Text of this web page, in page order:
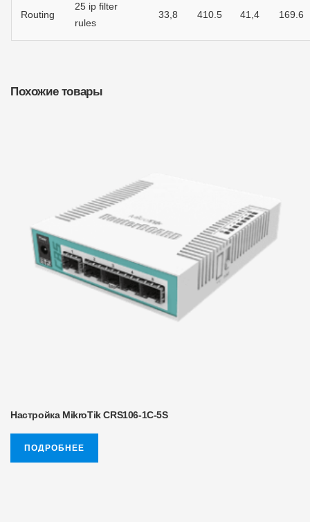
Routing
25 ip filter
rules
33,8 410.5 41,4 169.6
Похожие товары
Настройка MikroTik CRS106-1C-5S
ПОДРОБНЕЕ